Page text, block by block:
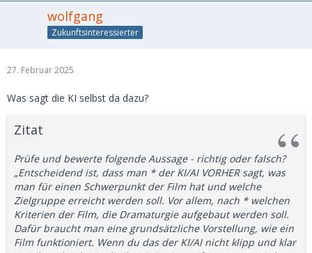
wolfgang
Zukunftsinteressierter
27. Februar 2025
Was sagt die KI selbst da dazu?
Zitat
Prüfe und bewerte folgende Aussage - richtig oder falsch?
„Entscheidend ist, dass man * der KI/AI VORHER sagt, was
man für einen Schwerpunkt der Film hat und welche
Zielgruppe erreicht werden soll. Vor allem, nach * welchen
Kriterien der Film, die Dramaturgie aufgebaut werden soll.
Dafür braucht man eine grundsätzliche Vorstellung, wie ein
Film funktioniert. Wenn du das der KI/AI nicht klipp und klar